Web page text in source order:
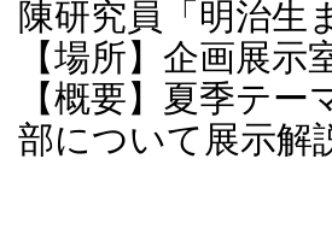
陳研究員「明治生
【場所】企画展示
【概要】夏季テ
部について展示解